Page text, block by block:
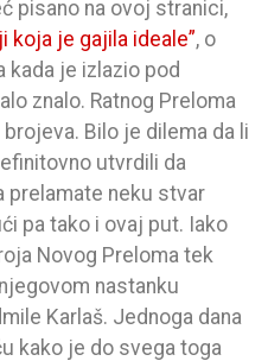
pisano na ovoj stranici,
koja je gajila ideale”, o
je izlazio pod
znalo. Ratnog Preloma
Bilo je dilema da li
utvrdili da
prelamate neku stvar
pa tako i ovaj put. Iako
Novog Preloma tek
nastanku
Karlaš. Jednoga dana
kako je do svega toga